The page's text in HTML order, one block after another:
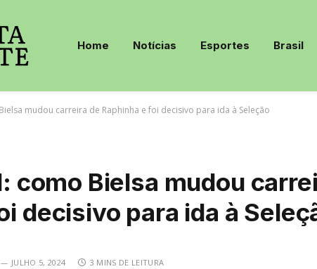
Home Notícias Esportes Brasil
mudou carreira de Raphinha e foi decisivo para ida à Seleção
como Bielsa mudou
decisivo para ida à
JULHO 5, 2024 3 MINS DE LEITURA